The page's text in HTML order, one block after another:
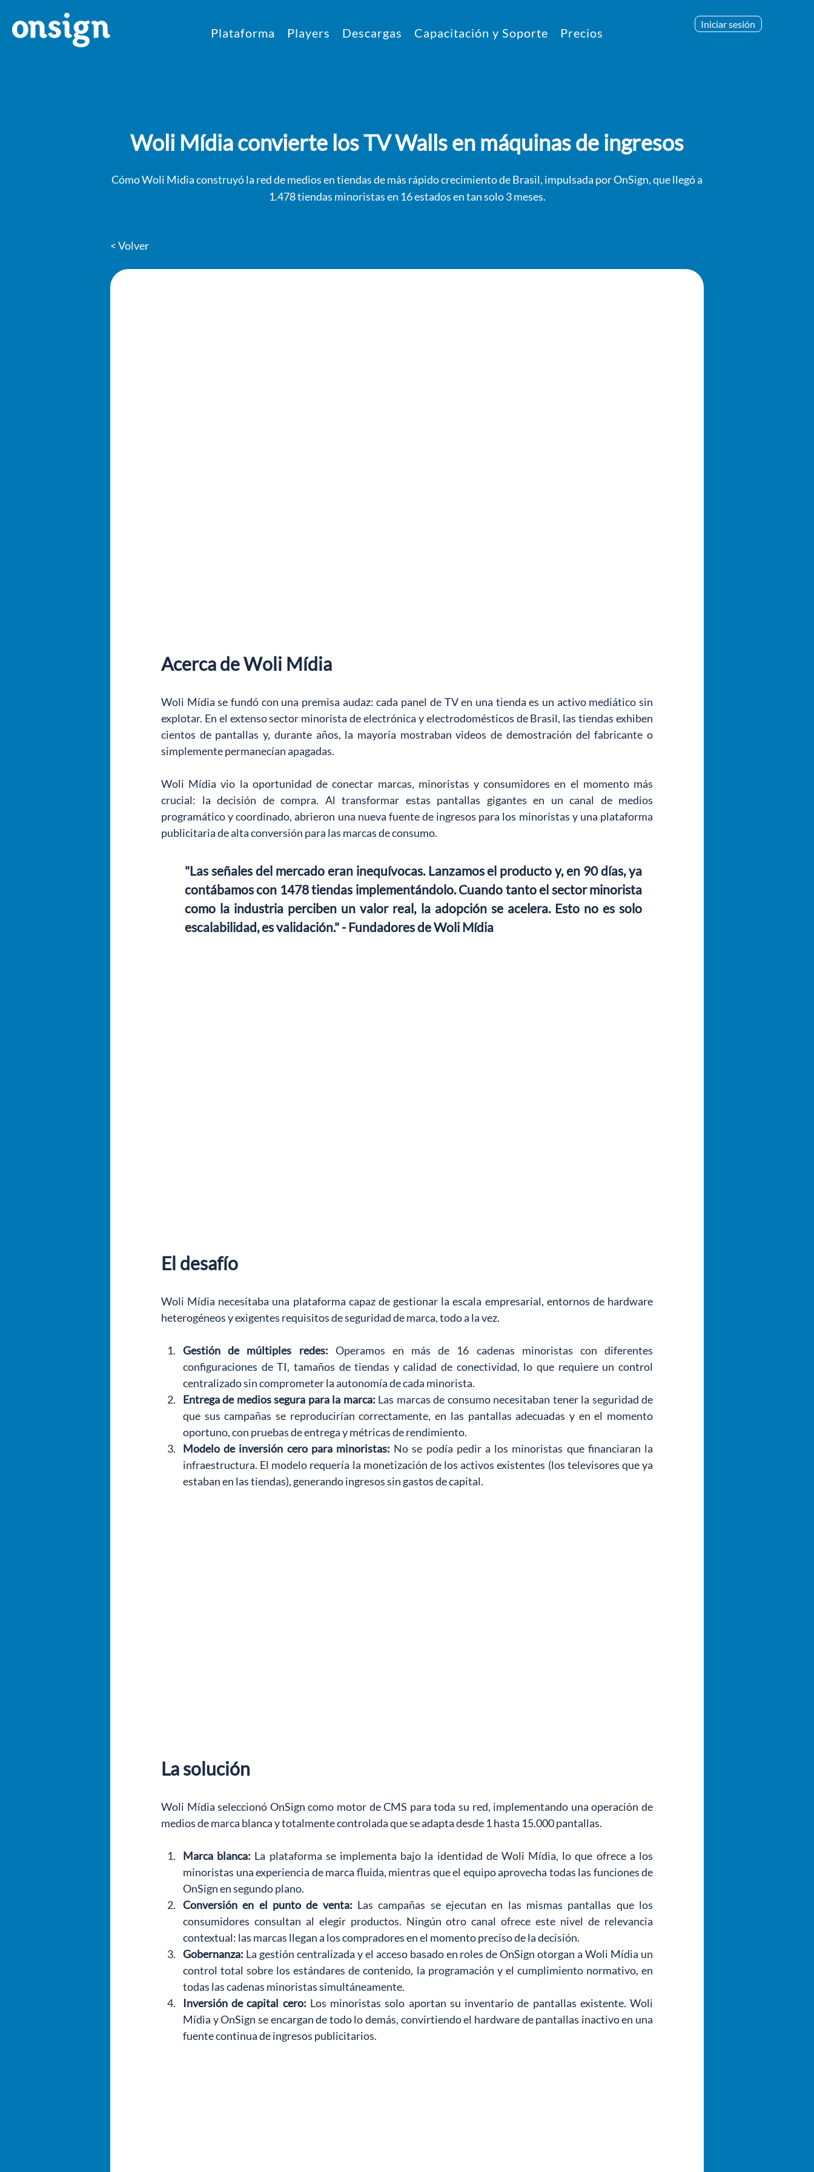
Plataforma Players Descargas Capacitación y Soporte Precios
Iniciar sesión
Woli Mídia convierte los TV Walls en máquinas de ingresos
Cómo Woli Midia construyó la red de medios en tiendas de más rápido crecimiento de Brasil, impulsada por OnSign, que llegó a
1.478 tiendas minoristas en 16 estados en tan solo 3 meses.
< Volver
Acerca de Woli Mídia
Woli Mídia se fundó con una premisa audaz: cada panel de TV en una tienda es un activo mediático sin
explotar. En el extenso sector minorista de electrónica y electrodomésticos de Brasil, las tiendas exhiben
cientos de pantallas y, durante años, la mayoría mostraban videos de demostración del fabricante o
simplemente permanecían apagadas.
Woli Mídia vio la oportunidad de conectar marcas, minoristas y consumidores en el momento más
crucial: la decisión de compra. Al transformar estas pantallas gigantes en un canal de medios
programático y coordinado, abrieron una nueva fuente de ingresos para los minoristas y una plataforma
publicitaria de alta conversión para las marcas de consumo.
"Las señales del mercado eran inequívocas. Lanzamos el producto y, en 90 días, ya
contábamos con 1478 tiendas implementándolo. Cuando tanto el sector minorista
como la industria perciben un valor real, la adopción se acelera. Esto no es solo
escalabilidad, es validación." - Fundadores de Woli Mídia
El desafío
Woli Mídia necesitaba una plataforma capaz de gestionar la escala empresarial, entornos de hardware
heterogéneos y exigentes requisitos de seguridad de marca, todo a la vez.
Gestión de múltiples redes: Operamos en más de 16 cadenas minoristas con diferentes
configuraciones de TI, tamaños de tiendas y calidad de conectividad, lo que requiere un control
centralizado sin comprometer la autonomía de cada minorista.
Entrega de medios segura para la marca: Las marcas de consumo necesitaban tener la seguridad de
que sus campañas se reproducirían correctamente, en las pantallas adecuadas y en el momento
oportuno, con pruebas de entrega y métricas de rendimiento.
Modelo de inversión cero para minoristas: No se podía pedir a los minoristas que financiaran la
infraestructura. El modelo requería la monetización de los activos existentes (los televisores que ya
estaban en las tiendas), generando ingresos sin gastos de capital.
La solución
Woli Mídia seleccionó OnSign como motor de CMS para toda su red, implementando una operación de
medios de marca blanca y totalmente controlada que se adapta desde 1 hasta 15.000 pantallas.
Marca blanca: La plataforma se implementa bajo la identidad de Woli Mídia, lo que ofrece a los
minoristas una experiencia de marca fluida, mientras que el equipo aprovecha todas las funciones de
OnSign en segundo plano.
Conversión en el punto de venta: Las campañas se ejecutan en las mismas pantallas que los
consumidores consultan al elegir productos. Ningún otro canal ofrece este nivel de relevancia
contextual: las marcas llegan a los compradores en el momento preciso de la decisión.
Gobernanza: La gestión centralizada y el acceso basado en roles de OnSign otorgan a Woli Mídia un
control total sobre los estándares de contenido, la programación y el cumplimiento normativo, en
todas las cadenas minoristas simultáneamente.
Inversión de capital cero: Los minoristas solo aportan su inventario de pantallas existente. Woli
Mídia y OnSign se encargan de todo lo demás, convirtiendo el hardware de pantallas inactivo en una
fuente continua de ingresos publicitarios.